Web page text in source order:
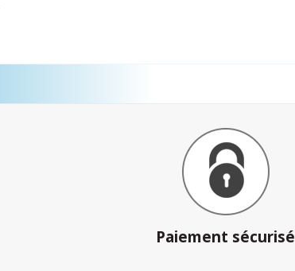
Paiement sécurisé